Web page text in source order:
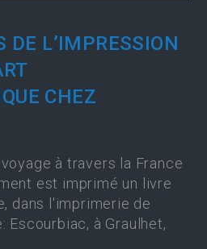
DE L’IMPRESSION
CHEZ
à travers la France
est imprimé un livre
dans l'imprimerie de
Escourbiac, à Graulhet,